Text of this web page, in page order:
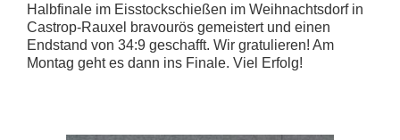
Halbfinale im Eisstockschießen im Weihnachtsdorf in
Castrop-Rauxel bravourös gemeistert und einen
Endstand von 34:9 geschafft. Wir gratulieren! Am
Montag geht es dann ins Finale. Viel Erfolg!